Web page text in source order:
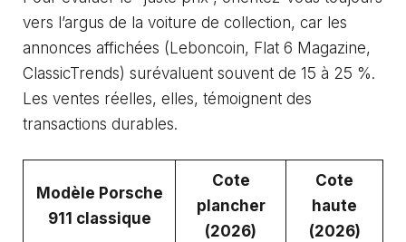
vers l’argus de la voiture de collection, car les
annonces affichées (Leboncoin, Flat 6 Magazine,
ClassicTrends) surévaluent souvent de 15 à 25 %.
Les ventes réelles, elles, témoignent des
transactions durables.
Modèle Porsche
911 classique
Cote
plancher
(2026)
Cote
haute
(2026)